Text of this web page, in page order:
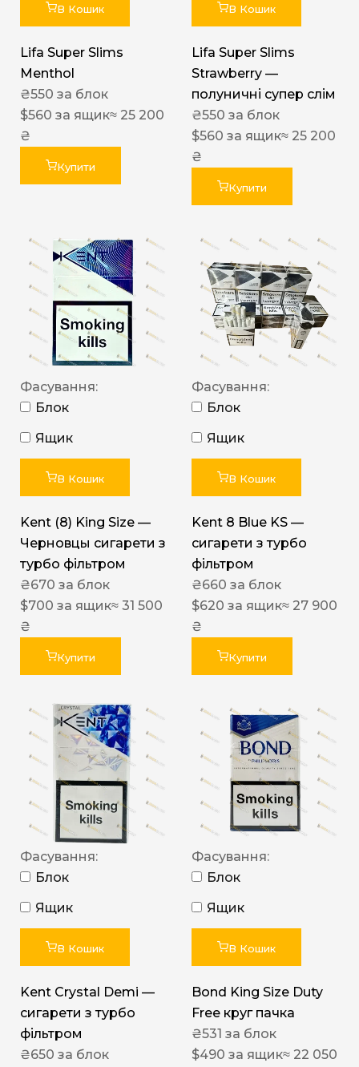
В Кошик
Lifa Super Slims
Menthol
₴550 за блок
$560 за ящик≈ 25 200
₴
Купити
В Кошик
Lifa Super Slims
Strawberry —
полуничні супер слім
₴550 за блок
$560 за ящик≈ 25 200
₴
Купити
Фасування:
Блок
Ящик
В Кошик
Kent (8) King Size —
Черновцы сигарети з
турбо фільтром
₴670 за блок
$700 за ящик≈ 31 500
₴
Купити
Фасування:
Блок
Ящик
В Кошик
Kent 8 Blue KS —
сигарети з турбо
фільтром
₴660 за блок
$620 за ящик≈ 27 900
₴
Купити
Фасування:
Блок
Ящик
В Кошик
Kent Crystal Demi —
сигарети з турбо
фільтром
₴650 за блок
Фасування:
Блок
Ящик
В Кошик
Bond King Size Duty
Free круг пачка
₴531 за блок
$490 за ящик≈ 22 050